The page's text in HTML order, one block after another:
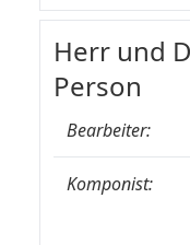
Herr und
Person
Bearbeiter:
Komponist: